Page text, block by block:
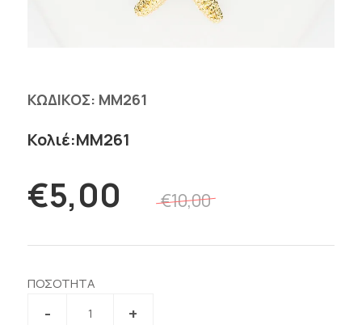
ΚΩΔΙΚΟΣ: MM261
Κολιέ:MM261
€5,00 €10,00
ΠΟΣΟΤΗΤΑ